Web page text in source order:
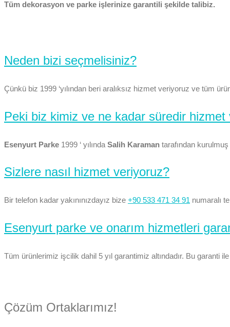
Tüm dekorasyon ve parke işlerinize garantili şekilde talibiz.
Neden bizi seçmelisiniz?
Çünkü biz 1999 ‘yılından beri aralıksız hizmet veriyoruz ve tüm
Peki biz kimiz ve ne kadar süredir hizmet
Esenyurt Parke 1999 ‘ yılında Salih Karaman tarafından
Sizlere nasıl hizmet veriyoruz?
Bir telefon kadar yakınınızdayız bize +90 533 471 34 91 numaralı
Esenyurt parke ve onarım hizmetleri
Tüm ürünlerimiz işcilik dahil 5 yıl garantimiz altındadır. Bu garanti
Çözüm Ortaklarımız!